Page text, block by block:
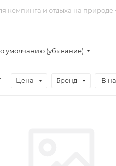
кемпинга и отдыха на природе
умолчанию (убывание)
Цена Бренд В